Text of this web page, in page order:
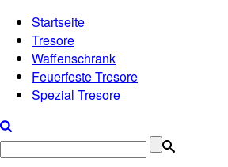
Startseite
Tresore
Waffenschrank
Feuerfeste Tresore
Spezial Tresore